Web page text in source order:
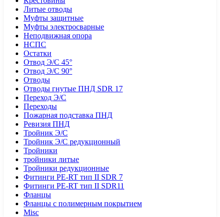
Литые отводы
Муфты защитные
Муфты электросварные
Неподвижная опора
НСПС
Остатки
Отвод Э/С 45°
Отвод Э/С 90°
Отводы
Отводы гнутые ПНД SDR 17
Переход Э/С
Переходы
Пожарная подставка ПНД
Ревизия ПНД
Тройник Э/С
Тройник Э/С редукционный
Тройники
тройники литые
Тройники редукционные
Фитинги PE-RT тип II SDR 7
Фитинги PE-RT тип II SDR11
Фланцы
Фланцы с полимерным покрытием
Misc